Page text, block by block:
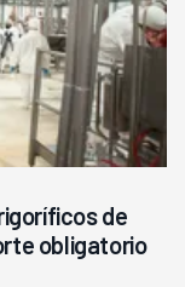
de
obligatorio